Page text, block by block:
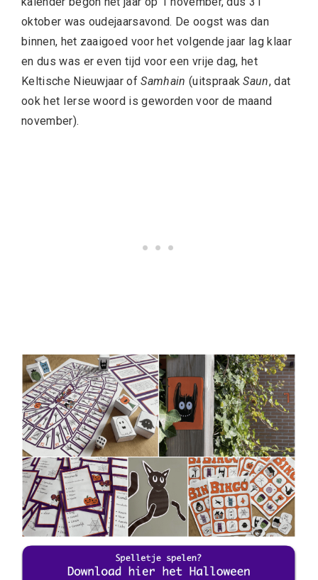
oktober was oudejaarsavond. De oogst was dan
binnen, het zaaigoed voor het volgende jaar lag klaar
en dus was er even tijd voor een vrije dag, het
Keltische Nieuwjaar ofSamhain (uitspraakSaun, dat
ook het Ierse woord is geworden voor de maand
november).